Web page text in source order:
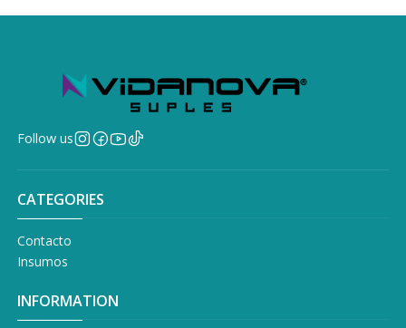
Follow us
CATEGORIES
Contacto
Insumos
INFORMATION